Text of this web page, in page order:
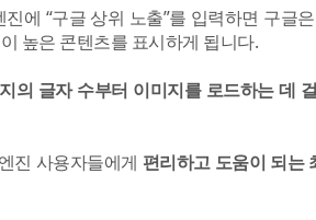
에 “구글 상위 노출”를 입력하면 구글
높은 콘텐츠를 표시하게 됩니다.
의 글자 수부터 이미지를 로드하는 데
진 사용자들에게 편리하고 도움이 되는